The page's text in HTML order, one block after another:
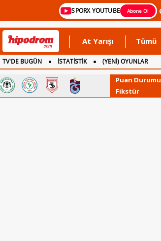
SPORX YOUTUBE Abone Ol
At Yarışı Tümü
TV'DE BUGÜN İSTATİSTİK
(YENİ) OYUNLAR
Puan Durumu
Fikstür